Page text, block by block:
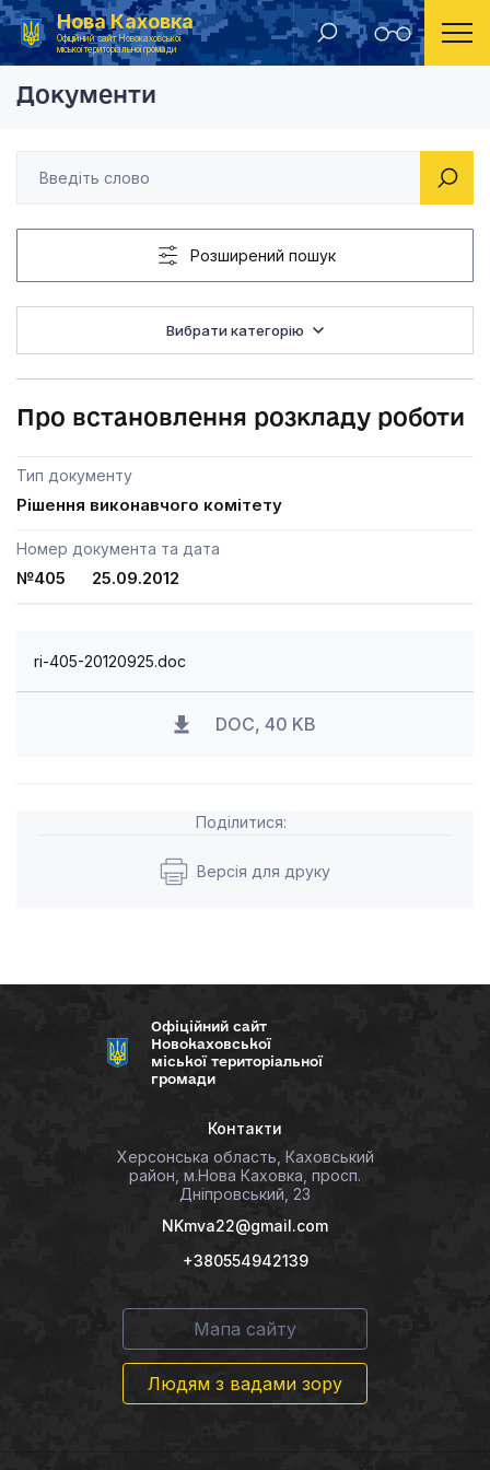
Нова Каховка
Офіційний сайт Новокаховської
міської територіальної громади
Головна Рішення виконавчого комітету Новокаховської міської ради 2012 року Про встановлення
Документи
Розширений пошук
Вибрати категорію
Про встановлення розкладу роботи
Тип документу
Рішення виконавчого комітету
Номер документа та дата
№405 25.09.2012
ri-405-20120925.doc
DOC, 40 KB
Поділитися:
Версія для друку
Офіційний сайт
Новокаховської
міської територіальної
громади
Контакти
Херсонська область, Каховський
район, м.Нова Каховка, просп.
Дніпровський, 23
NKmva22@gmail.com
+380554942139
Мапа сайту
Людям з вадами зору